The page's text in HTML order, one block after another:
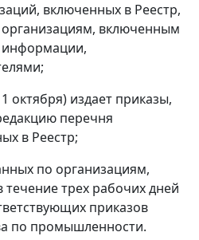
включенных в Реестр,
включенным
информации,
октября) издает приказы,
перечня
в Реестр;
по организациям,
трех рабочих дней
приказов
по промышленности.